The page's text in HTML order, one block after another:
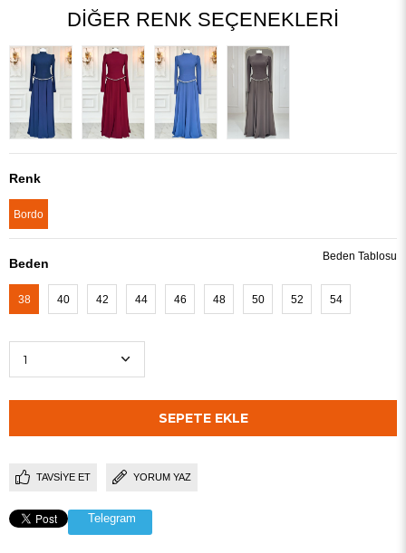
DIĞER RENK SEÇENEKLERI
Renk
Bordo
Beden
38 40 42 44 46 48 50 52 54
Beden Tablosu
TAVSIYE ET YORUM YAZ
Telegram